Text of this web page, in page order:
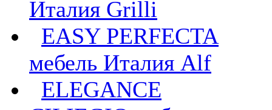
Италия Grilli
EASY PERFECTA
мебель Италия Alf
ELEGANCE